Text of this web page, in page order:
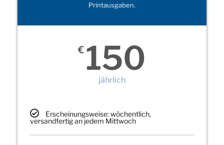
Printausgaben.
€ 150
jährlich
Erscheinungsweise: wöchentlich,
versandfertig an jedem Mittwoch